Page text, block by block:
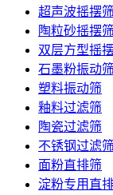
超声波摇摆
陶粒砂摇摆
双层方型摇
石墨粉振动
塑料振动筛
釉料过滤筛
陶瓷过滤筛
不锈钢过滤
面粉直排筛
淀粉专用直